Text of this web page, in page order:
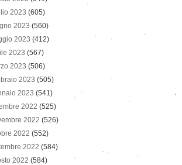
2023 (605)
2023 (560)
2023 (412)
2023 (567)
2023 (506)
2023 (505)
2023 (541)
2022 (525)
2022 (526)
2022 (552)
2022 (584)
2022 (584)